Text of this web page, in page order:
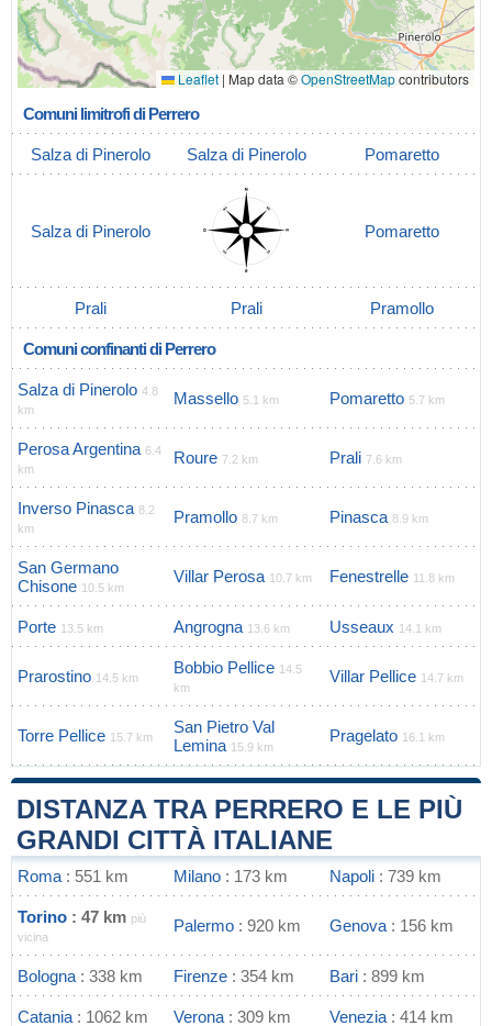
Leaflet | Map data ©OpenStreetMapcontributors
Comuni limitrofi di Perrero
Salza di Pinerolo Salza di Pinerolo Pomaretto
Salza di Pinerolo Pomaretto
Prali Prali Pramollo
Comuni confinanti di Perrero
Salza di Pinerolo 4.8
km
Massello 5.1 km Pomaretto 5.7 km
Perosa Argentina 6.4
km
Roure 7.2 km Prali 7.6 km
Inverso Pinasca 8.2
km
Pramollo 8.7 km Pinasca 8.9 km
San Germano
Chisone 10.5 km
Villar Perosa 10.7 km Fenestrelle 11.8 km
Porte 13.5 km Angrogna 13.6 km Usseaux 14.1 km
Prarostino 14.5 km
Bobbio Pellice 14.5
km
Villar Pellice 14.7 km
Torre Pellice 15.7 km
San Pietro Val
Lemina 15.9 km
Pragelato 16.1 km
DISTANZA TRA PERRERO E LE PIÙ
GRANDI CITTÀ ITALIANE
Roma : 551 km Milano : 173 km Napoli : 739 km
Torino : 47 km più
vicina
Palermo : 920 km Genova : 156 km
Bologna : 338 km Firenze : 354 km Bari : 899 km
Catania : 1062 km Verona : 309 km Venezia : 414 km